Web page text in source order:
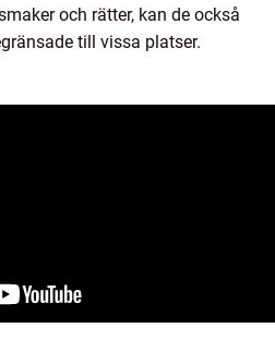
och rätter, kan de också
till vissa platser.